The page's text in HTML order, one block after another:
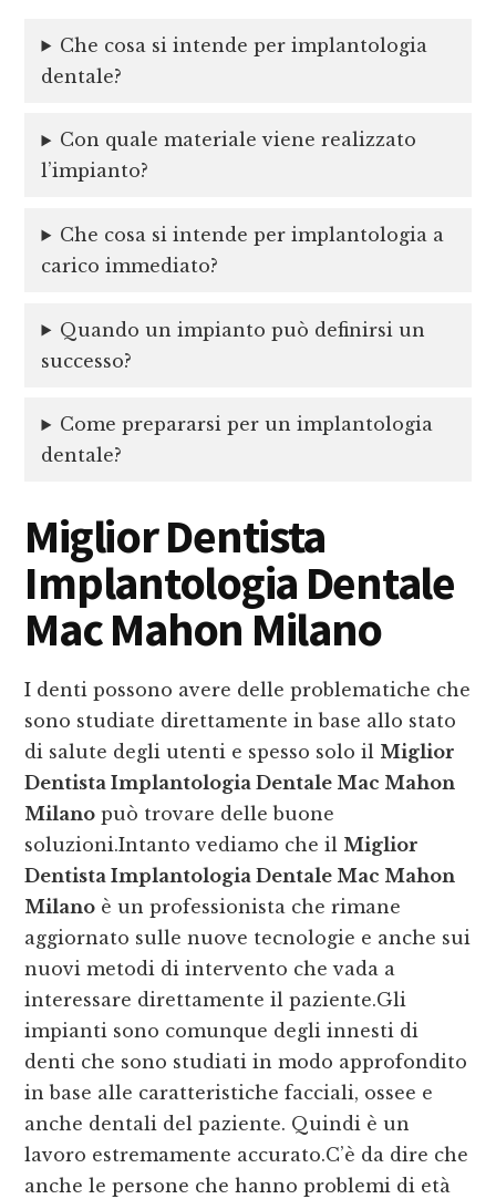
Che cosa si intende per implantologia
dentale?
Con quale materiale viene realizzato
l’impianto?
Che cosa si intende per implantologia a
carico immediato?
Quando un impianto può definirsi un
successo?
Come prepararsi per un implantologia
dentale?
Miglior Dentista
Implantologia Dentale
Mac Mahon Milano
I denti possono avere delle problematiche che
sono studiate direttamente in base allo stato
di salute degli utenti e spesso solo il Miglior
Dentista Implantologia Dentale Mac Mahon
Milano può trovare delle buone
soluzioni.Intanto vediamo che il Miglior
Dentista Implantologia Dentale Mac Mahon
Milano è un professionista che rimane
aggiornato sulle nuove tecnologie e anche sui
nuovi metodi di intervento che vada a
interessare direttamente il paziente.Gli
impianti sono comunque degli innesti di
denti che sono studiati in modo approfondito
in base alle caratteristiche facciali, ossee e
anche dentali del paziente. Quindi è un
lavoro estremamente accurato.C’è da dire che
anche le persone che hanno problemi di età